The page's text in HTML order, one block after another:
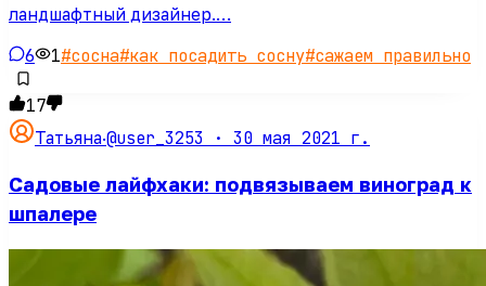
ландшафтный дизайнер.…
6 1#сосна#как посадить сосну#сажаем правильно
17
Татьяна·@user_3253 · 30 мая 2021 г.
Садовые лайфхаки: подвязываем виноград к
шпалере